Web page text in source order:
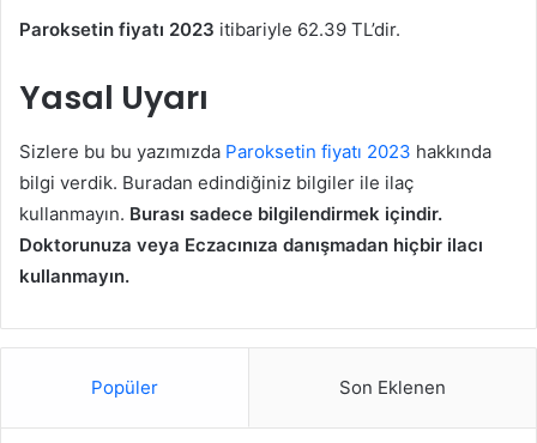
Paroksetin fiyatı 2023 itibariyle 62.39 TL’dir.
Yasal Uyarı
Sizlere bu bu yazımızda Paroksetin fiyatı 2023 hakkında
bilgi verdik. Buradan edindiğiniz bilgiler ile ilaç
kullanmayın. Burası sadece bilgilendirmek içindir.
Doktorunuza veya Eczacınıza danışmadan hiçbir ilacı
kullanmayın.
Popüler Son Eklenen